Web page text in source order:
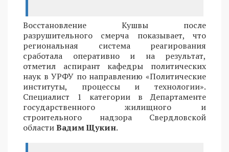
Восстановление Кушвы после
разрушительного смерча показывает, что
региональная система реагирования
сработала оперативно и на результат,
отметил аспирант кафедры политических
наук в УРФУ по направлению «Политические
институты, процессы и технологии».
Специалист 1 категории в Департаменте
государственного жилищного и
строительного надзора Свердловской
областиВадим Щукин.